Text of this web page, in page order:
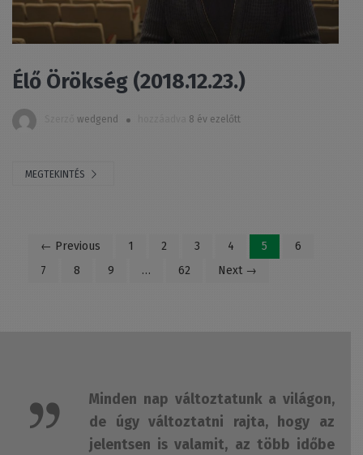
Élő Örökség (2018.12.23.)
wedgend 8 év ezelőtt
MEGTEKINTÉS
← Previous 1 2 3 4 5
6
7
8 9 … 62 Next →
Minden nap változtatunk a világon,
de úgy változtatni rajta, hogy az
jelentsen is valamit, az több időbe